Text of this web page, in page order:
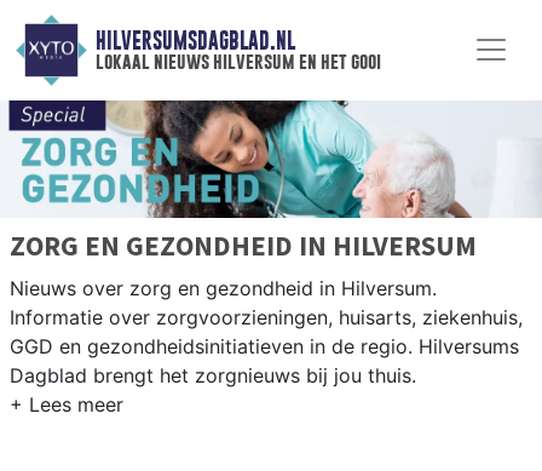
HILVERSUMSDAGBLAD.NL
lokaal nieuws hilversum en het gooi
ZORG EN GEZONDHEID IN HILVERSUM
Nieuws over zorg en gezondheid in Hilversum.
Informatie over zorgvoorzieningen, huisarts, ziekenhuis,
GGD en gezondheidsinitiatieven in de regio. Hilversums
Dagblad brengt het zorgnieuws bij jou thuis.